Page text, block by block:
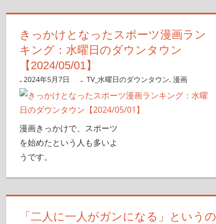
きっかけとなったスポーツ漫画ラン
キング：水曜日のダウンタウン
【2024/05/01】
2024年5月7日 nanigoto
TV_水曜日のダウンタウン, 漫画
漫画きっかけで、スポーツ
を始めたという人も多いよ
うです。
「二人に一人がガンになる」というの